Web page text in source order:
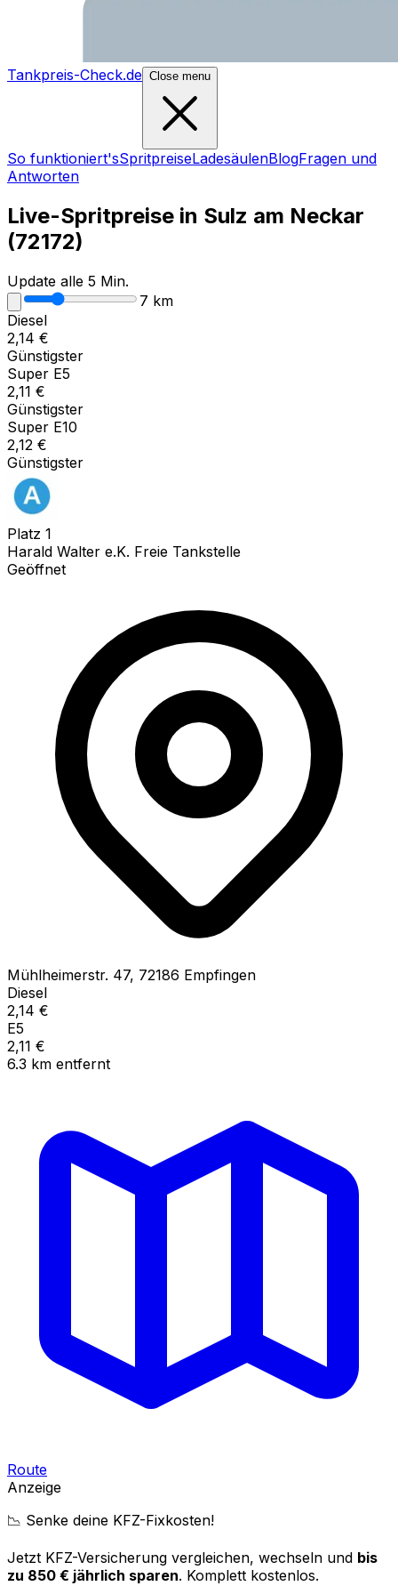
Tankpreis-Check.de Close menu
So funktioniert'sSpritpreiseLadesäulenBlogFragen und
Antworten
Live-Spritpreise in Sulz am Neckar
(72172)
Update alle 5 Min.
7 km
Diesel
2,14 €
Günstigster
Super E5
2,11 €
Günstigster
Super E10
2,12 €
Günstigster
Platz 1
Harald Walter e.K. Freie Tankstelle
Geöffnet
Mühlheimerstr. 47, 72186 Empfingen
Diesel
2,14 €
E5
2,11 €
6.3 km entfernt
Route
Anzeige
📉 Senke deine KFZ-Fixkosten!
Jetzt KFZ-Versicherung vergleichen, wechseln und bis
zu 850 € jährlich sparen. Komplett kostenlos.